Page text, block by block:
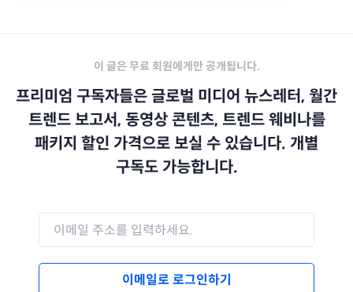
이 글은 무료 회원에게만 공개됩니다.
프리미엄 구독자들은 글로벌 미디어 뉴스레터, 월간
트렌드 보고서, 동영상 콘텐츠, 트렌드 웨비나를
패키지 할인 가격으로 보실 수 있습니다. 개별
구독도 가능합니다.
이메일로 로그인하기